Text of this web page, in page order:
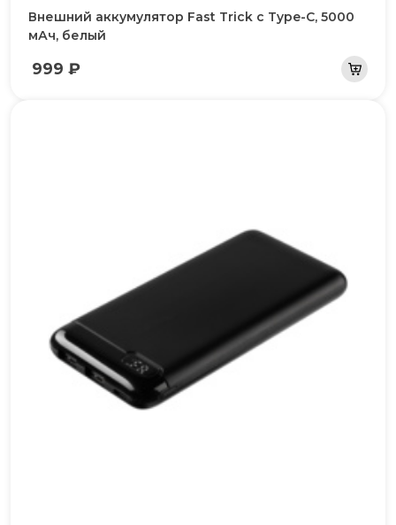
Внешний аккумулятор Fast Trick с Type-C, 5000
мАч, белый
999 ₽